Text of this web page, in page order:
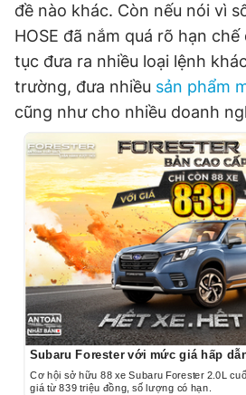
đề nào khác. Còn nếu nói vì
HOSE đã nắm quá rõ hạn
tục đưa ra nhiều loại lệnh
trường, đưa nhiều sản phẩm
cũng như cho nhiều doanh
Subaru Forester với mức giá hấp
Cơ hội sở hữu 88 xe Subaru Forester 2.0L
giá từ 839 triệu đồng, số lượng có hạn.